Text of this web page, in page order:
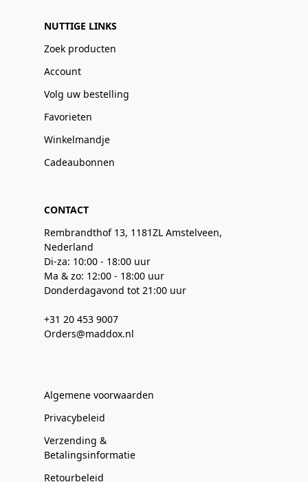
NUTTIGE LINKS
Zoek producten
Account
Volg uw bestelling
Favorieten
Winkelmandje
Cadeaubonnen
CONTACT
Rembrandthof 13, 1181ZL Amstelveen,
Nederland
Di-za: 10:00 - 18:00 uur
Ma & zo: 12:00 - 18:00 uur
Donderdagavond tot 21:00 uur
+31 20 453 9007
Orders@maddox.nl
Algemene voorwaarden
Privacybeleid
Verzending &
Betalingsinformatie
Retourbeleid